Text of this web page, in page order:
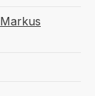
Markus